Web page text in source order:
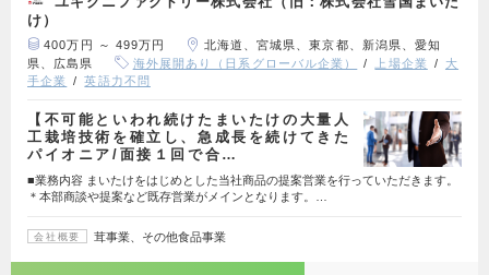
け）
400万円 ～ 499万円
北海道、宮城県、東京都、新潟県、愛知
県、広島県
海外展開あり（日系グローバル企業） 上場企業
大
手企業
英語力不問
【不可能といわれ続けたまいたけの大量人
工栽培技術を確立し、急成長を続けてきた
パイオニア/面接１回で合…
■業務内容 まいたけをはじめとした当社商品の提案営業を行っていただきます。
＊本部商談や提案など既存営業がメインとなります。…
会社概要 茸事業、その他食品事業